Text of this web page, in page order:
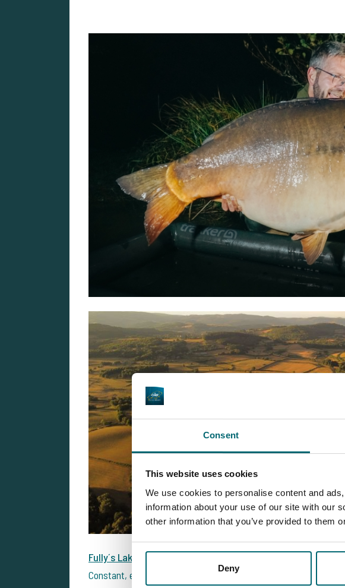
Consent
This website uses cookies
We use cookies to personalise content and
information about your use of our site with our
other information that you’ve provided to them
Deny
Fully´s Lake Grandes Cimes
Constant, einer unserer jüngsten Seebesitzer und Eigentümer